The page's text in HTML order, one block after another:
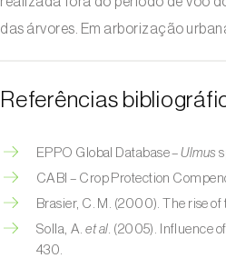
das árvores. Em arborização
Referências
EPPO Global Database –Ulmus
CABI – Crop Protection
Brasier, C. M. (2000). The rise of
Solla, A.et al. (2005). Influence
430.